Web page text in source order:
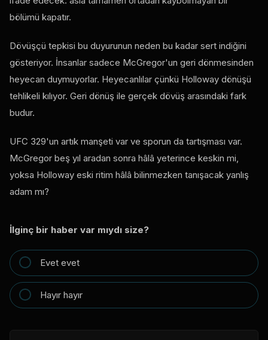
bölümü kapatır.
Dövüşçü tepkisi bu duyurunun neden bu kadar sert indiğini
gösteriyor. İnsanlar sadece McGregor'un geri dönmesinden
heyecan duymuyorlar. Heyecanlılar çünkü Holloway dönüşü
tehlikeli kılıyor. Geri dönüş ile gerçek dövüş arasındaki fark
budur.
UFC 329'un artık manşeti var ve sporun da tartışması var.
McGregor beş yıl aradan sonra hâlâ yeterince keskin mi,
yoksa Holloway eski ritim hâlâ bilinmezken tanışacak yanlış
adam mı?
İlginç bir haber var mıydı size?
Evet evet
Hayır hayır